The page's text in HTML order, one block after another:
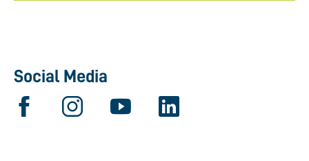
Social Media